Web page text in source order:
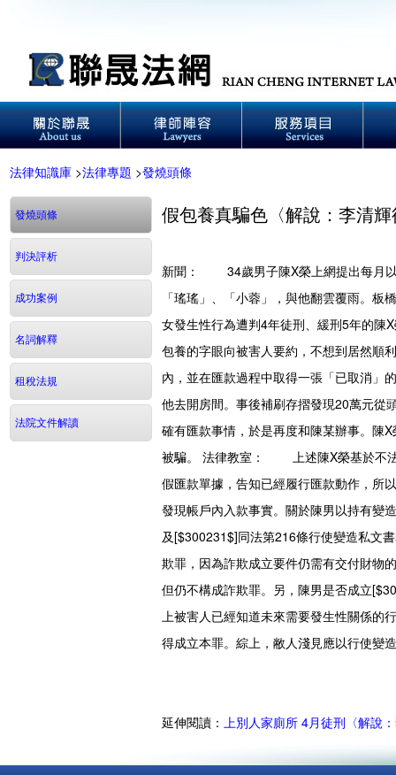
法律知識庫 >法律專題 >發燒頭條
發燒頭條
判決評析
成功案例
名詞解釋
租稅法規
法院文件解讀
假包養真騙色〈解說：李清
新聞：
34歲男子陳X榮上網提出每月以
「瑤瑤」、「小蓉」，與他翻雲覆雨。
女發生性行為遭判4年徒刑、緩刑5年的陳
包養的字眼向被害人要約，不想到居然順
內，並在匯款過程中取得一張「已取消」
他去開房間。事後補刷存摺發現20萬元從
確有匯款事情，於是再度和陳某辦事。陳
被騙。 法律教室：
上述陳X榮基於不法
假匯款單據，告知已經履行匯款動作，所
發現帳戶內入款事實。關於陳男以持有變
及[$300231$]同法第216條行使變造私文
欺罪，因為詐欺成立要件仍需有交付財物
但仍不構成詐欺罪。另，陳男是否成立
上被害人已經知道未來需要發生性關係的
得成立本罪。綜上，敝人淺見應以行使變
延伸閱讀： 上別人家廁所 4月徒刑〈解說